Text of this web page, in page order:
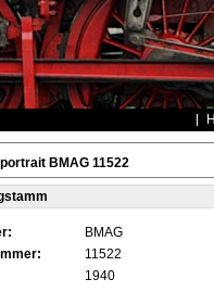
BMAG 11522
BMAG
11522
1940